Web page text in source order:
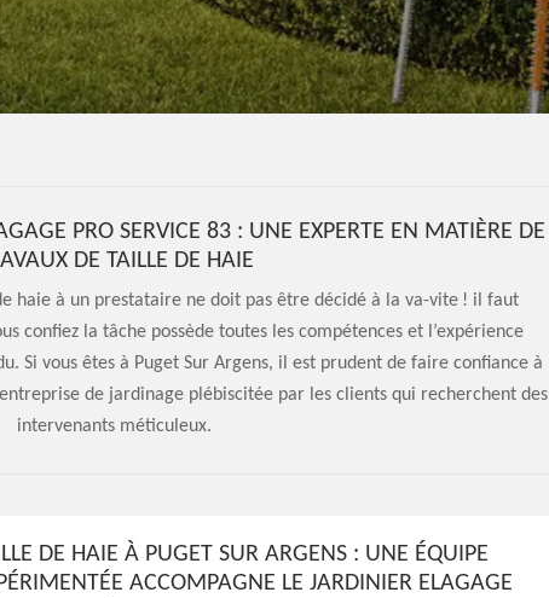
PRO SERVICE 83 : UNE EXPERTE EN MATIÈRE DE
DE TAILLE DE HAIE
haie à un prestataire ne doit pas être décidé à la va-vite ! il faut
confiez la tâche possède toutes les compétences et l’expérience
Si vous êtes à Puget Sur Argens, il est prudent de faire confiance à
de jardinage plébiscitée par les clients qui recherchent des
intervenants méticuleux.
DE HAIE À PUGET SUR ARGENS : UNE ÉQUIPE
ACCOMPAGNE LE JARDINIER ELAGAGE